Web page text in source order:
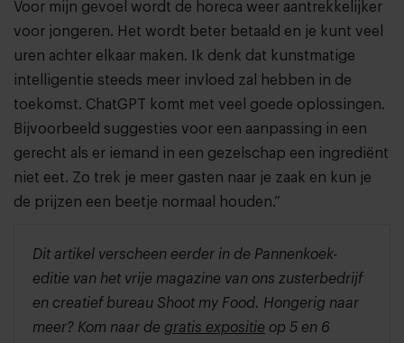
Voor mijn gevoel wordt de horeca weer aantrekkelijker
voor jongeren. Het wordt beter betaald en je kunt veel
uren achter elkaar maken. Ik denk dat kunstmatige
intelligentie steeds meer invloed zal hebben in de
toekomst. ChatGPT komt met veel goede oplossingen.
Bijvoorbeeld suggesties voor een aanpassing in een
gerecht als er iemand in een gezelschap een ingrediënt
niet eet. Zo trek je meer gasten naar je zaak en kun je
de prijzen een beetje normaal houden.”
Dit artikel verscheen eerder in de Pannenkoek-
editie van het vrije magazine van ons zusterbedrijf
en creatief bureau Shoot my Food. Hongerig naar
meer? Kom naar de gratis expositie op 5 en 6